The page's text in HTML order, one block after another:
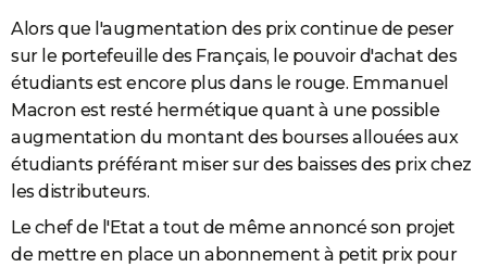
Alors que l'augmentation des prix continue de peser
sur le portefeuille des Français, le pouvoir d'achat des
étudiants est encore plus dans le rouge. Emmanuel
Macron est resté hermétique quant à une possible
augmentation du montant des bourses allouées aux
étudiants préférant miser sur des baisses des prix chez
les distributeurs.
Le chef de l'Etat a tout de même annoncé son projet
de mettre en place un abonnement à petit prix pour